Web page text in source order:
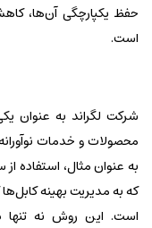
حفظ یکپارچگی آن‌ها،
است.
شرکت لگراند به عنوان
محصولات و خدمات
به عنوان مثال،
که به مدیریت بهینه
است. این روش نه تنها